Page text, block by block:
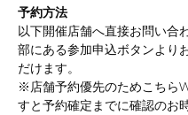
予約方法
以下開催店舗へ直接お問い合
部にある参加申込ボタンより
だけます。
※店舗予約優先のためこちら
すと予約確定までに確認のお